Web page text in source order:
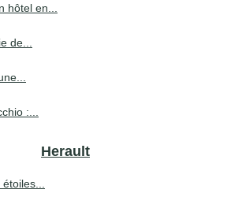
hôtel en...
de...
:...
Herault